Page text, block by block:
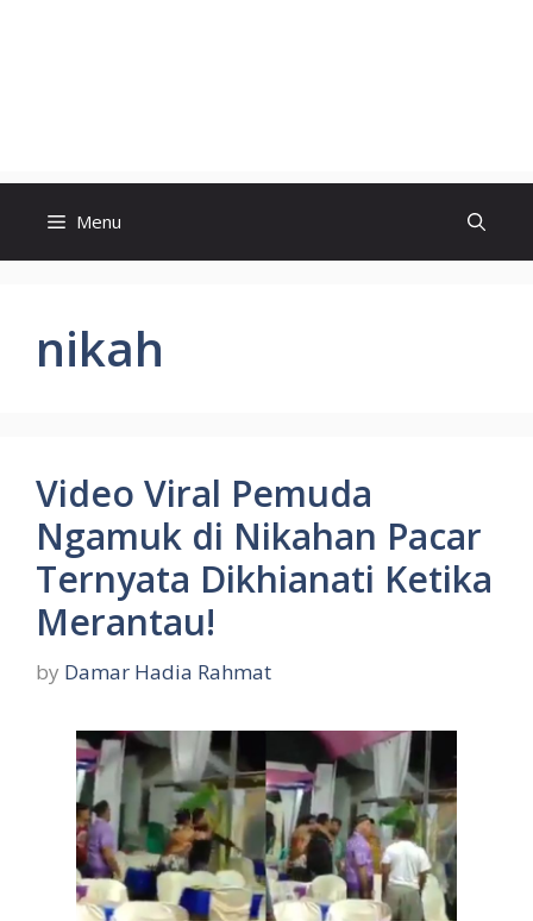
Menu
nikah
Video Viral Pemuda
Ngamuk di Nikahan Pacar
Ternyata Dikhianati Ketika
Merantau!
by Damar Hadia Rahmat